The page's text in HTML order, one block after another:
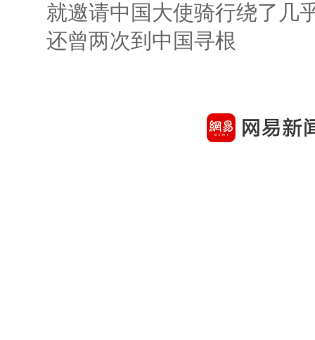
就邀请中国大使骑行绕了几
还曾两次到中国寻根